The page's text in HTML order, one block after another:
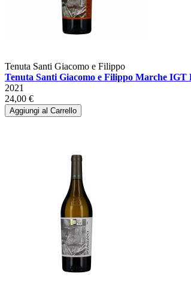
Tenuta Santi Giacomo e Filippo
Tenuta Santi Giacomo e Filippo Marche
2021
24,00 €
Aggiungi al Carrello